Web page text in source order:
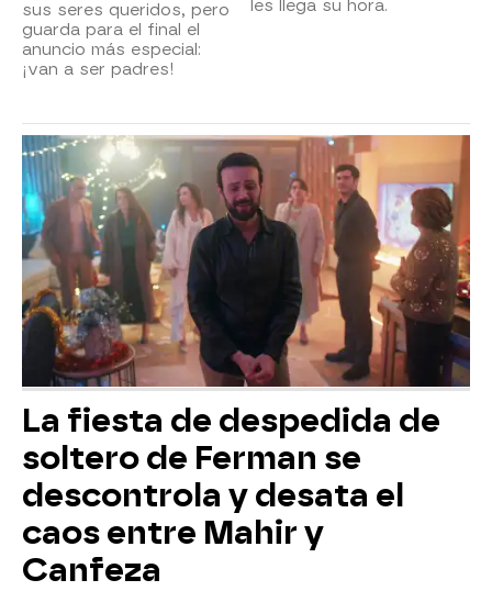
sus seres queridos, pero
guarda para el final el
anuncio más especial:
¡van a ser padres!
les llega su hora.
La fiesta de despedida de
soltero de Ferman se
descontrola y desata el
caos entre Mahir y
Canfeza